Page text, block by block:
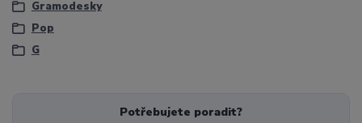
Gramodesky
Pop
G
Potřebujete poradit?